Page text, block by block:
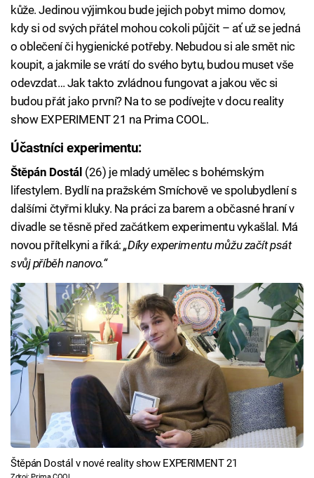
kůže. Jedinou výjimkou bude jejich pobyt mimo domov,
kdy si od svých přátel mohou cokoli půjčit – ať už se jedná
o oblečení či hygienické potřeby. Nebudou si ale smět nic
koupit, a jakmile se vrátí do svého bytu, budou muset vše
odevzdat… Jak takto zvládnou fungovat a jakou věc si
budou přát jako první? Na to se podívejte v docu reality
show EXPERIMENT 21 na Prima COOL.
Účastníci experimentu:
Štěpán Dostál (26) je mladý umělec s bohémským
lifestylem. Bydlí na pražském Smíchově ve spolubydlení s
dalšími čtyřmi kluky. Na práci za barem a občasné hraní v
divadle se těsně před začátkem experimentu vykašlal. Má
novou přítelkyni a říká:„Díky experimentu můžu začít psát
svůj příběh nanovo.“
Štěpán Dostál v nové reality show EXPERIMENT 21